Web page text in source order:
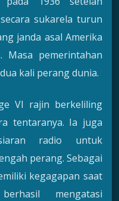
sukarela turun
janda asal Amerika
Masa pemerintahan
kali perang dunia.
VI rajin berkeliling
tentaranya. Ia juga
radio untuk
perang. Sebagai
kegagapan saat
mengatasi